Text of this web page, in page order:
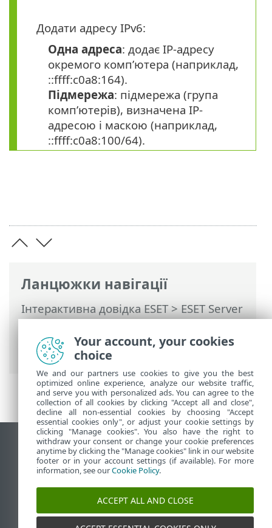
Ланцюжки навігації
Інтерактивна довідка ESET>ESET Server
Security for Linux>Конфігурація>
Модулі захисту>Захист доступу до
Інтернету> Виключені IP-адреси
Додати адресу IPv6:
Одна адреса: додає IP-адресу
окремого комп’ютера (наприклад,
::ffff:c0a8:164).
Підмережа: підмережа (група
комп’ютерів), визначена IP-
адресою і маскою (наприклад,
::ffff:c0a8:100/64).
Переглянути повну версію
End of Life
База знань ESET
Форум ESET
ESET Status Portal
Регіональна підтримка
Your account, your cookies
choice
We and our partners use cookies to give you the best
optimized online experience, analyze our website traffic,
and serve you with personalized ads. You can agree to the
collection of all cookies by clicking "Accept all and close",
decline all non-essential cookies by choosing "Accept
essential cookies only", or adjust your cookie settings by
clicking "Manage cookies". You also have the right to
withdraw your consent or change your cookie preferences
anytime by clicking the "Manage cookies" link in our website
footer or in your account settings (if available). For more
information, see ourCookie Policy.
ACCEPT ALL AND CLOSE